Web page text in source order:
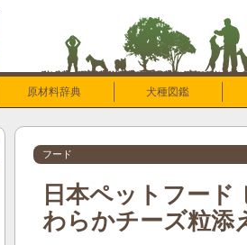
原材料辞典 犬種図鑑
フード
日本ペットフー
わらかチーズ粒添